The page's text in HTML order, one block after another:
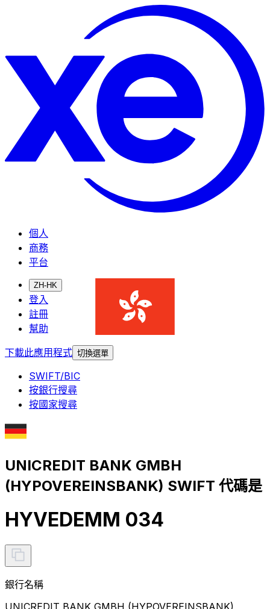
個人
商務
平台
ZH-HK
登入
註冊
幫助
下載此應用程式 切換選單
SWIFT/BIC
按銀行搜尋
按國家搜尋
UNICREDIT BANK GMBH
(HYPOVEREINSBANK) SWIFT 代碼是
HYVEDEMM 034
銀行名稱
UNICREDIT BANK GMBH (HYPOVEREINSBANK)